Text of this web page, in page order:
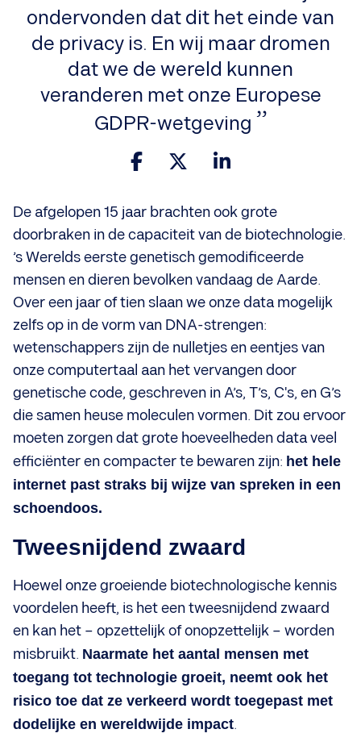
ondervonden dat dit het einde van
de privacy is. En wij maar dromen
dat we de wereld kunnen
veranderen met onze Europese
GDPR-wetgeving
De afgelopen 15 jaar brachten ook grote
doorbraken in de capaciteit van de biotechnologie.
’s Werelds eerste genetisch gemodificeerde
mensen en dieren bevolken vandaag de Aarde.
Over een jaar of tien slaan we onze data mogelijk
zelfs op in de vorm van DNA-strengen:
wetenschappers zijn de nulletjes en eentjes van
onze computertaal aan het vervangen door
genetische code, geschreven in A’s, T’s, C's, en G’s
die samen heuse moleculen vormen. Dit zou ervoor
moeten zorgen dat grote hoeveelheden data veel
efficiënter en compacter te bewaren zijn: het hele
internet past straks bij wijze van spreken in een
schoendoos.
Tweesnijdend zwaard
Hoewel onze groeiende biotechnologische kennis
voordelen heeft, is het een tweesnijdend zwaard
en kan het – opzettelijk of onopzettelijk – worden
misbruikt. Naarmate het aantal mensen met
toegang tot technologie groeit, neemt ook het
risico toe dat ze verkeerd wordt toegepast met
dodelijke en wereldwijde impact.